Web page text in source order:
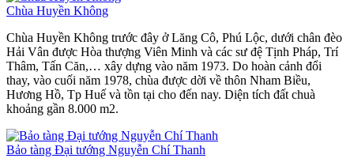
Chùa Huyền Không
Chùa Huyền Không trước đây ở Lăng Cô, Phú Lộc, dưới chân đèo
Hải Vân được Hòa thượng Viên Minh và các sư đệ Tịnh Pháp, Trí
Thâm, Tấn Căn,… xây dựng vào năm 1973. Do hoàn cảnh đổi
thay, vào cuối năm 1978, chùa được dời về thôn Nham Biều,
Hương Hồ, Tp Huế và tồn tại cho đến nay. Diện tích đất chuà
khoảng gần 8.000 m2.
Bảo tàng Đại tướng Nguyễn Chí Thanh